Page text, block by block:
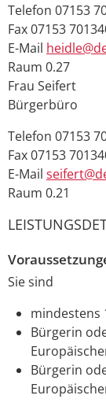
Telefon 07153
Fax07153
E-Mail
Raum 0.27
Frau Seifert
Bürgerbüro
Telefon 07153
Fax07153
E-Mail
Raum 0.21
Sie sind
mindestens
Bürgerin
Bürgerin